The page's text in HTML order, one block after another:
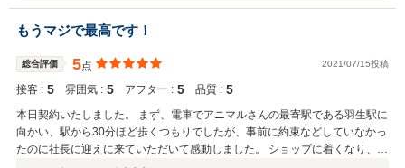
態や価格で決めてましたが、今回はお店の魅力が勝りました。こんな感覚は
初めてでした。一生の付き合いになると思います。 ありがとうございまし
た。
言葉、胸に抱きスタッフ一同真剣にお客様の笑顔つくりに邁進してま
いります。 これからもご指導の程宜しくお願い致します。 お客様のガ
レージとしていつでも夜中３時迄お食事用意してお待ち致しておりま
す。インターナショナルアーティストデザイナーとして、お仕事忙し
い中 コロナ対策等大変な時節御身体ご自愛ください。
もうマジで最高です！
総合評価 5点 2021/07/15投稿
接客 : 5 雰囲気 : 5 アフター : 5 品質 : 5
本日契約いたしました。 まず、電車でアニマルさんの最寄駅である羽生駅に
向かい、駅から30分ほど歩くつもりでしたが、事前に約束などしていなかっ
たのに社長に迎えに来ていただいて感動しました。 ショップに着くなり、旧